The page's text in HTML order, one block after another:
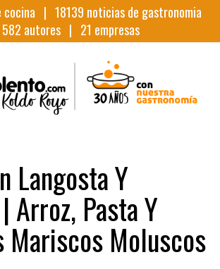
cocina | 18139 noticias de gastronomia
582 autores | 21 empresas
Langosta Y
Arroz, Pasta Y
Mariscos Moluscos